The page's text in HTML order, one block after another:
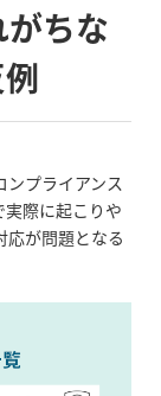
ちな
ンプライアンス
際に起こりや
応が問題となる